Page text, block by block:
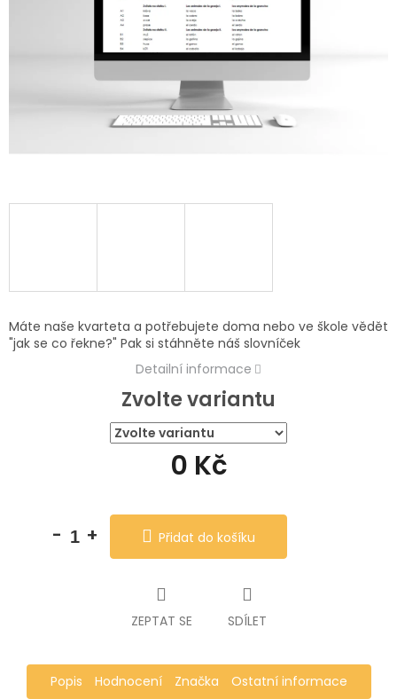
0 Kč
cena:
Zvolte variantu
Přidat do košíku
Máte naše kvarteta a potřebujete doma nebo ve škole vědět
"jak se co řekne?" Pak si stáhněte náš slovníček
Detailní informace
ZEPTAT SE SDÍLET
Popis Hodnocení Značka Ostatní informace